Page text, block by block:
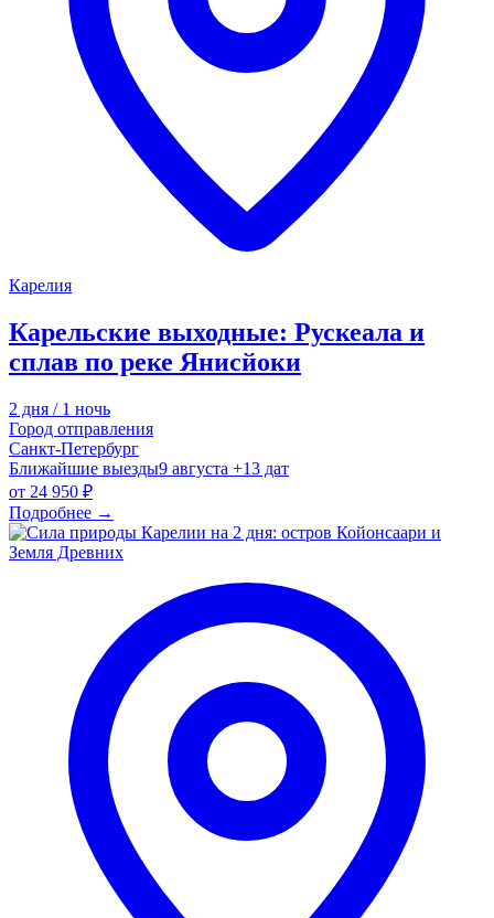
Карелия
Карельские выходные: Рускеала и
сплав по реке Янисйоки
2 дня / 1 ночь
Город отправления
Санкт-Петербург
Ближайшие выезды9 августа +13 дат
от 24 950 ₽
Подробнее →